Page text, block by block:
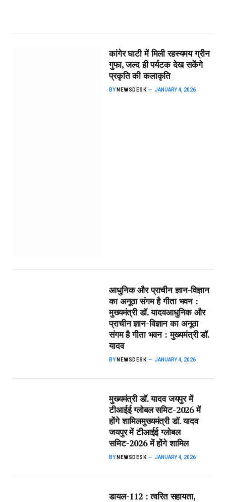
कांगेर घाटी में मिली रहस्यमय ग्रीन
गुफा, जल्द ही पर्यटक देख सकेंगे
प्रकृति की कलाकृति
BY NEWSDESK JANUARY 4, 2026
आधुनिक और प्राचीन ज्ञान-विज्ञान
का अनूठा संगम है गीता भवन :
मुख्यमंत्री डॉ. यादव​आधुनिक और
प्राचीन ज्ञान-विज्ञान का अनूठा
संगम है गीता भवन : मुख्यमंत्री डॉ.
यादव
BY NEWSDESK JANUARY 4, 2026
मुख्यमंत्री डॉ. यादव जयपुर में
टीआईई ग्लोबल समिट-2026 में
होंगे शामिल​मुख्यमंत्री डॉ. यादव
जयपुर में टीआईई ग्लोबल
समिट-2026 में होंगे शामिल
BY NEWSDESK JANUARY 4, 2026
डायल-112 : त्वरित सहायता,